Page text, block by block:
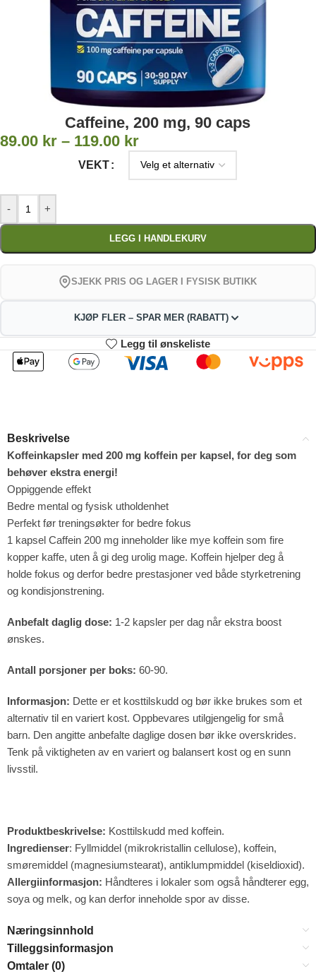
Caffeine, 200 mg, 90 caps
89.00 kr – 119.00 kr
VEKT
- +
LEGG I HANDLEKURV
SJEKK PRIS OG LAGER I FYSISK BUTIKK
KJØP FLER – SPAR MER (RABATT)
2
88.11
kr
3-4
87.22
4%
Legg til ønskeliste
Beskrivelse
Koffeinkapsler med 200 mg koffein per kapsel, for deg som
behøver ekstra energi!
Oppiggende effekt
Bedre mental og fysisk utholdenhet
Perfekt før treningsøkter for bedre fokus
1 kapsel Caffein 200 mg inneholder like mye koffein som fire
kopper kaffe, uten å gi deg urolig mage. Koffein hjelper deg å
holde fokus og derfor bedre prestasjoner ved både styrketrening
og kondisjonstrening.
Anbefalt daglig dose: 1-2 kapsler per dag når ekstra boost
ønskes.
Antall porsjoner per boks: 60-90.
Informasjon: Dette er et kosttilskudd og bør ikke brukes som et
alternativ til en variert kost. Oppbevares utilgjengelig for små
barn. Den angitte anbefalte daglige dosen bør ikke overskrides.
Tenk på viktigheten av en variert og balansert kost og en sunn
livsstil.
Produktbeskrivelse: Kosttilskudd med koffein.
Ingredienser: Fyllmiddel (mikrokristallin cellulose), koffein,
smøremiddel (magnesiumstearat), antiklumpmiddel (kiseldioxid).
Allergiinformasjon: Håndteres i lokaler som også håndterer egg,
soya og melk, og kan derfor inneholde spor av disse.
Næringsinnhold
Tilleggsinformasjon
Omtaler (0)